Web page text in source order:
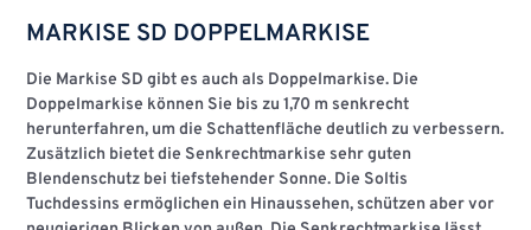
MARKISE SD DOPPELMARKISE
Die Markise SD gibt es auch als Doppelmarkise. Die
Doppelmarkise können Sie bis zu 1,70 m senkrecht
herunterfahren, um die Schattenfläche deutlich zu verbessern.
Zusätzlich bietet die Senkrechtmarkise sehr guten
Blendenschutz bei tiefstehender Sonne. Die Soltis
Tuchdessins ermöglichen ein Hinaussehen, schützen aber vor